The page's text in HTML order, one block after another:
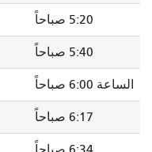
5:32 صباحاً
5:52 صباحاً
6:08 صباحاً 6:13 صباحاً
6:30 صباحاً